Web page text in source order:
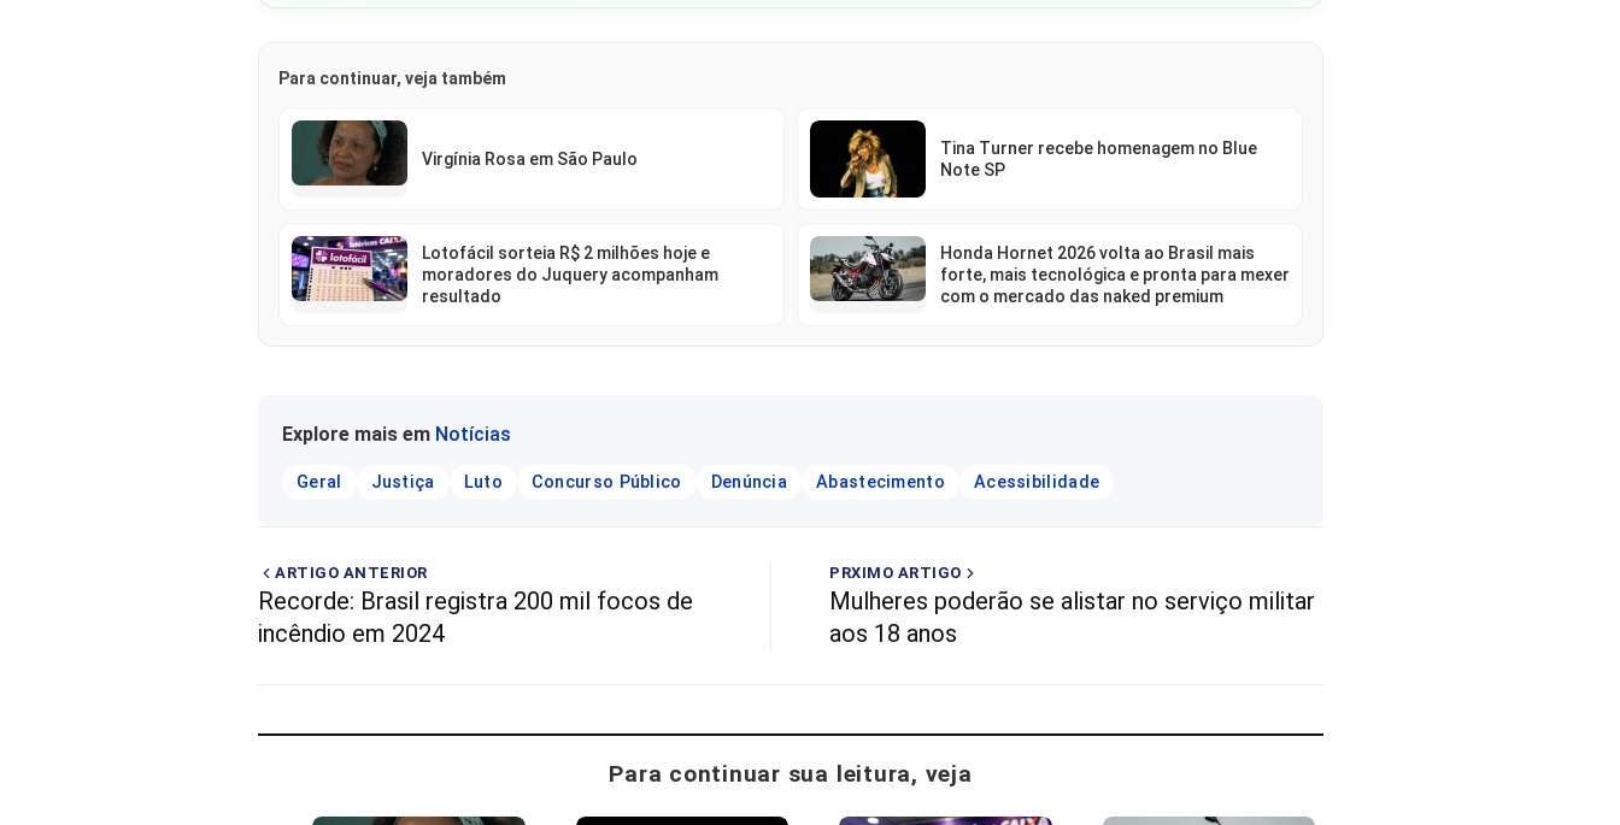
Para continuar, veja também
Virgínia Rosa em São Paulo
Tina Turner recebe homenagem no Blue
Note SP
Lotofácil sorteia R$ 2 milhões hoje e
moradores do Juquery acompanham
resultado
Honda Hornet 2026 volta ao Brasil mais
forte, mais tecnológica e pronta para mexer
com o mercado das naked premium
Explore mais em Notícias
Geral Justiça Luto Concurso Público Denúncia Abastecimento Acessibilidade
ARTIGO ANTERIOR
Recorde: Brasil registra 200 mil focos de
incêndio em 2024
PRXIMO ARTIGO
Mulheres poderão se alistar no serviço militar
aos 18 anos
Para continuar sua leitura, veja